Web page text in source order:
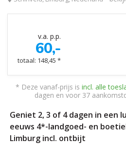
v.a. p.p.
60,-
totaal: 148,45 *
* Deze vanaf-prijs is incl. alle
dagen en voor 37
Geniet 2, 3 of 4 dagen in een
eeuws 4*-landgoed- en
Limburg incl. ontbijt